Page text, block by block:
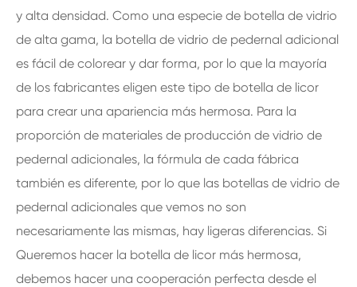
y alta densidad. Como una especie de botella de vidrio
de alta gama, la botella de vidrio de pedernal adicional
es fácil de colorear y dar forma, por lo que la mayoría
de los fabricantes eligen este tipo de botella de licor
para crear una apariencia más hermosa. Para la
proporción de materiales de producción de vidrio de
pedernal adicionales, la fórmula de cada fábrica
también es diferente, por lo que las botellas de vidrio de
pedernal adicionales que vemos no son
necesariamente las mismas, hay ligeras diferencias. Si
Queremos hacer la botella de licor más hermosa,
debemos hacer una cooperación perfecta desde el